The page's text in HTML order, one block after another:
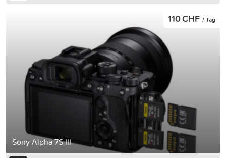
Sony Alpha 7S III
110 CHF / Tag